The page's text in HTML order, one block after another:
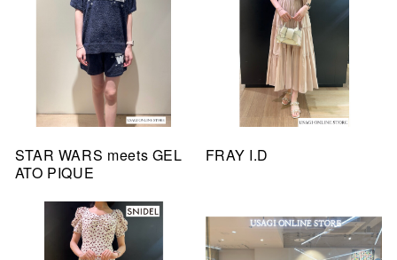
STAR WARS meets GEL
ATO PIQUE
FRAY I.D